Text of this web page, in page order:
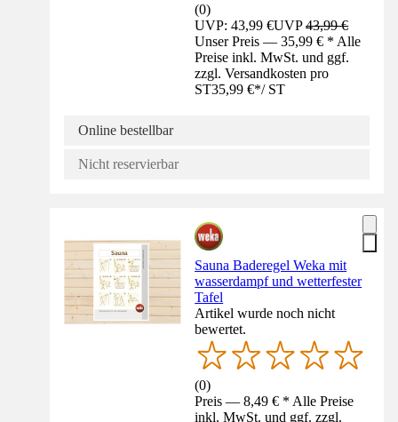
(0)
UVP: 43,99 €UVP43,99 €
Unser Preis — 35,99 € * Alle
Preise inkl. MwSt. und ggf.
zzgl. Versandkosten pro
ST35,99 €*/ ST
Online bestellbar
Nicht reservierbar
Sauna Baderegel Weka mit
wasserdampf und wetterfester
Tafel
Artikel wurde noch nicht
bewertet.
(0)
Preis — 8,49 € * Alle Preise
inkl. MwSt. und ggf. zzgl.